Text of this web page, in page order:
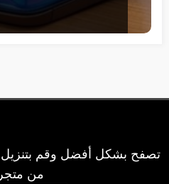
تصفح بشكل أفضل وقم
من